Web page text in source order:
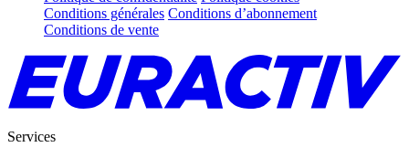
Conditions générales Conditions d’abonnement
Conditions de vente
Services